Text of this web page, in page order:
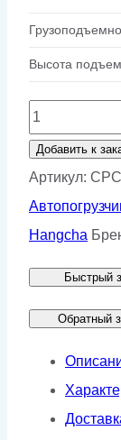
Высота
Количество
товара
Дизельный
погрузчик
Hangcha
XF33F
Добавить к
Артикул:
Hangcha
Быстрый
Обратный